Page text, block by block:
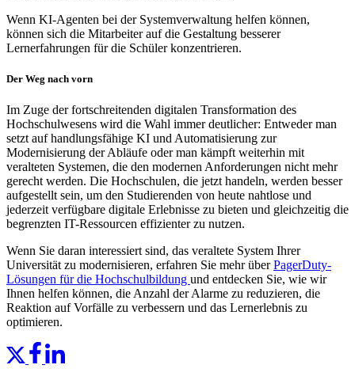
Wenn KI-Agenten bei der Systemverwaltung helfen können,
können sich die Mitarbeiter auf die Gestaltung besserer
Lernerfahrungen für die Schüler konzentrieren.
Der Weg nach vorn
Im Zuge der fortschreitenden digitalen Transformation des
Hochschulwesens wird die Wahl immer deutlicher: Entweder man
setzt auf handlungsfähige KI und Automatisierung zur
Modernisierung der Abläufe oder man kämpft weiterhin mit
veralteten Systemen, die den modernen Anforderungen nicht mehr
gerecht werden. Die Hochschulen, die jetzt handeln, werden besser
aufgestellt sein, um den Studierenden von heute nahtlose und
jederzeit verfügbare digitale Erlebnisse zu bieten und gleichzeitig die
begrenzten IT-Ressourcen effizienter zu nutzen.
Wenn Sie daran interessiert sind, das veraltete System Ihrer
Universität zu modernisieren, erfahren Sie mehr überPagerDuty-
Lösungen für die Hochschulbildung und entdecken Sie, wie wir
Ihnen helfen können, die Anzahl der Alarme zu reduzieren, die
Reaktion auf Vorfälle zu verbessern und das Lernerlebnis zu
optimieren.